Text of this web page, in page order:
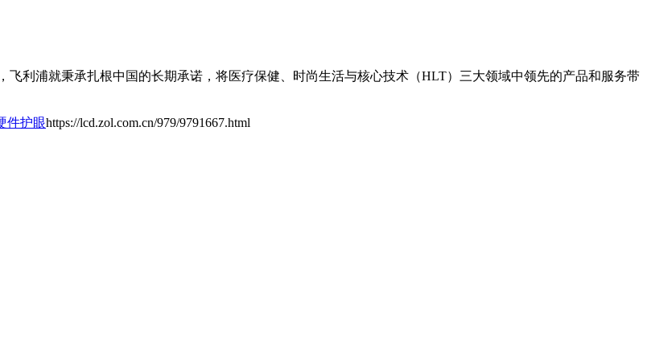
利浦就秉承扎根中国的长期承诺，将医疗保健、时尚生活与核心技术（HLT）三大领域中领先的产品和服务带
件护眼https://lcd.zol.com.cn/979/9791667.html